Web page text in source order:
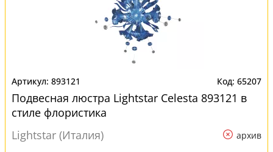
893121 65207
Подвесная люстра Lightstar Celesta 893121 в
стиле флористика
Lightstar (Италия)
архив